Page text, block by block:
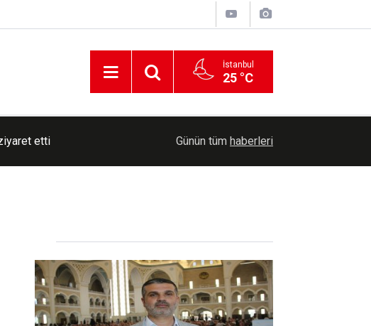
İstanbul
25 °C
FETÖ hükümlüsü ihraç edilen kıdemli albay
Günün tüm haberleri